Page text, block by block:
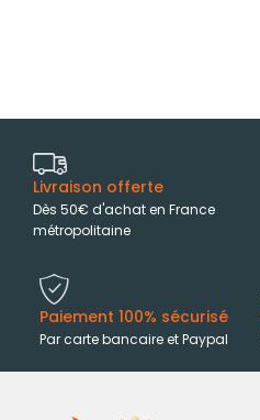
Livraison offerte
Dès 50€ d'achat en France
métropolitaine
Paiement 100% sécurisé
Par carte bancaire et Paypal